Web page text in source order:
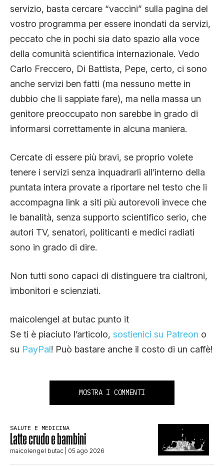
servizio, basta cercare “vaccini” sulla pagina del
vostro programma per essere inondati da servizi,
peccato che in pochi sia dato spazio alla voce
della comunità scientifica internazionale. Vedo
Carlo Freccero, Di Battista, Pepe, certo, ci sono
anche servizi ben fatti (ma nessuno mette in
dubbio che li sappiate fare), ma nella massa un
genitore preoccupato non sarebbe in grado di
informarsi correttamente in alcuna maniera.
Cercate di essere più bravi, se proprio volete
tenere i servizi senza inquadrarli all’interno della
puntata intera provate a riportare nel testo che li
accompagna link a siti più autorevoli invece che
le banalità, senza supporto scientifico serio, che
autori TV, senatori, politicanti e medici radiati
sono in grado di dire.
Non tutti sono capaci di distinguere tra cialtroni,
imbonitori e scienziati.
maicolengel at butac punto it
Se ti è piaciuto l’articolo, sostienici su Patreon o
su PayPal! Può bastare anche il costo di un caffè!
MOSTRA I COMMENTI
SALUTE E MEDICINA
Latte crudo e bambini
maicolengel butac | 05 ago 2026